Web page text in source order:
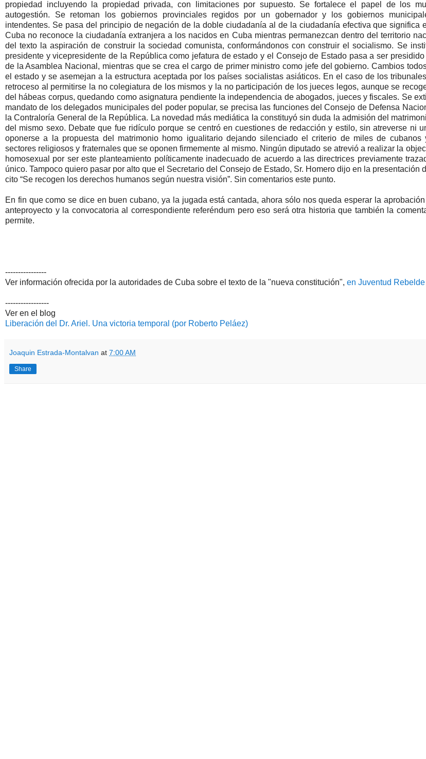
propiedad incluyendo la propiedad privada, con limitaciones por supuesto. Se fortalece el papel de los
autogestión. Se retoman los gobiernos provinciales regidos por un gobernador y los gobiernos
intendentes. Se pasa del principio de negación de la doble ciudadanía al de la ciudadanía efectiva que significa
Cuba no reconoce la ciudadanía extranjera a los nacidos en Cuba mientras permanezcan dentro del territorio
del texto la aspiración de construir la sociedad comunista, conformándonos con construir el socialismo. Se
presidente y vicepresidente de la República como jefatura de estado y el Consejo de Estado pasa a ser
de la Asamblea Nacional, mientras que se crea el cargo de primer ministro como jefe del gobierno. Cambios
el estado y se asemejan a la estructura aceptada por los países socialistas asiáticos. En el caso de los
retroceso al permitirse la no colegiatura de los mismos y la no participación de los jueces legos, aunque se
del hábeas corpus, quedando como asignatura pendiente la independencia de abogados, jueces y fiscales. Se
mandato de los delegados municipales del poder popular, se precisa las funciones del Consejo de Defensa
la Contraloría General de la República. La novedad más mediática la constituyó sin duda la admisión del
del mismo sexo. Debate que fue ridículo porque se centró en cuestiones de redacción y estilo, sin atreverse ni
oponerse a la propuesta del matrimonio homo igualitario dejando silenciado el criterio de miles de cubanos
sectores religiosos y fraternales que se oponen firmemente al mismo. Ningún diputado se atrevió a realizar la
homosexual por ser este planteamiento políticamente inadecuado de acuerdo a las directrices previamente
único. Tampoco quiero pasar por alto que el Secretario del Consejo de Estado, Sr. Homero dijo en la presentación
cito “Se recogen los derechos humanos según nuestra visión”. Sin comentarios este punto.
En fin que como se dice en buen cubano, ya la jugada está cantada, ahora sólo nos queda esperar la
anteproyecto y la convocatoria al correspondiente referéndum pero eso será otra historia que también la
permite.
----------------
Ver información ofrecida por la autoridades de Cuba sobre el texto de la "nueva constitución", en Juventud Rebelde
-----------------
Ver en el blog
Liberación del Dr. Ariel. Una victoria temporal (por Roberto Peláez)
Joaquin Estrada-Montalvan at 7:00 AM
Share